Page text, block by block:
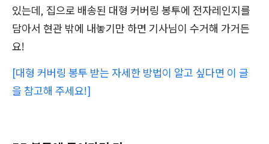
있는데, 집으로 배송된 대형 커버링 봉투에 전자레인지를
담아서 현관 밖에 내놓기만 하면 기사님이 수거해 가거든
요!
[대형 커버링 봉투 받는 자세한 방법이 알고 싶다면 이 글
을 참고해 주세요!]